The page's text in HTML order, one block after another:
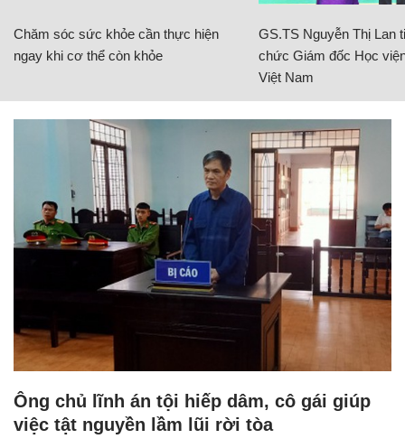
Chăm sóc sức khỏe cần thực hiện
ngay khi cơ thể còn khỏe
GS.TS Nguyễn Thị Lan
chức Giám đốc Học
Việt Nam
Ông chủ lĩnh án tội hiếp dâm, cô gái giúp
việc tật nguyền lầm lũi rời tòa